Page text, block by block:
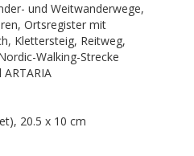
und Weitwanderwege,
Ortsregister mit
Klettersteig, Reitweg,
Walking-Strecke
20.5 x 10 cm